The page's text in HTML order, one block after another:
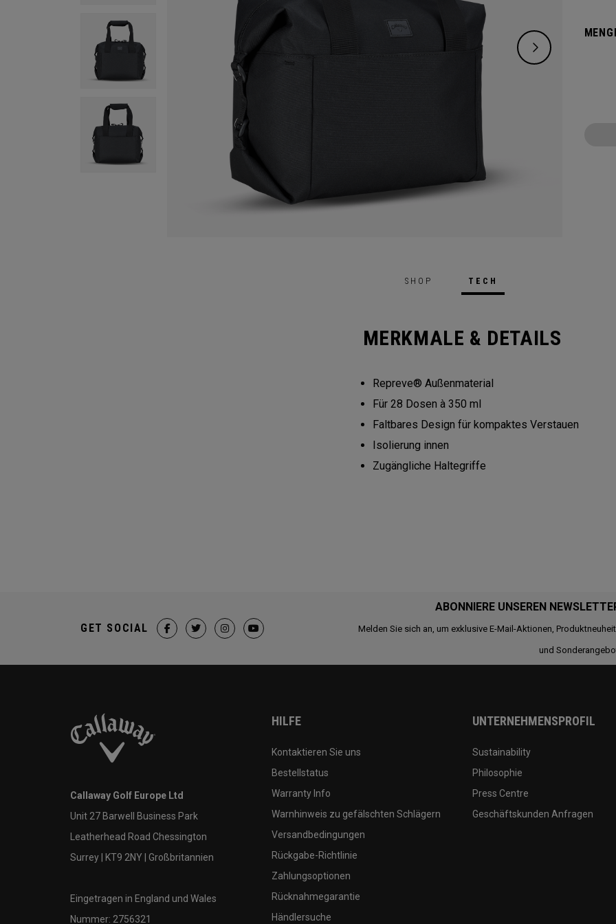
SHOP TECH
MERKMALE & DETAILS
Repreve® Außenmaterial
Für 28 Dosen à 350 ml
Faltbares Design für kompaktes Verstauen
Isolierung innen
Zugängliche Haltegriffe
ABONNIERE UNSEREN
Melden Sie sich an, um exklusive E-Mail-Aktionen,
und
GET SOCIAL
Callaway Golf Europe Ltd
Unit 27 Barwell Business Park
Leatherhead Road Chessington
Surrey | KT9 2NY | Großbritannien
Eingetragen in England und Wales
Nummer: 2756321
HILFE
Kontaktieren Sie uns
Bestellstatus
Warranty Info
Warnhinweis zu gefälschten Schlägern
Versandbedingungen
Rückgabe-Richtlinie
Zahlungsoptionen
Rücknahmegarantie
Händlersuche
UNTERNEHMENSPROFIL
Sustainability
Philosophie
Press Centre
Geschäftskunden Anfragen